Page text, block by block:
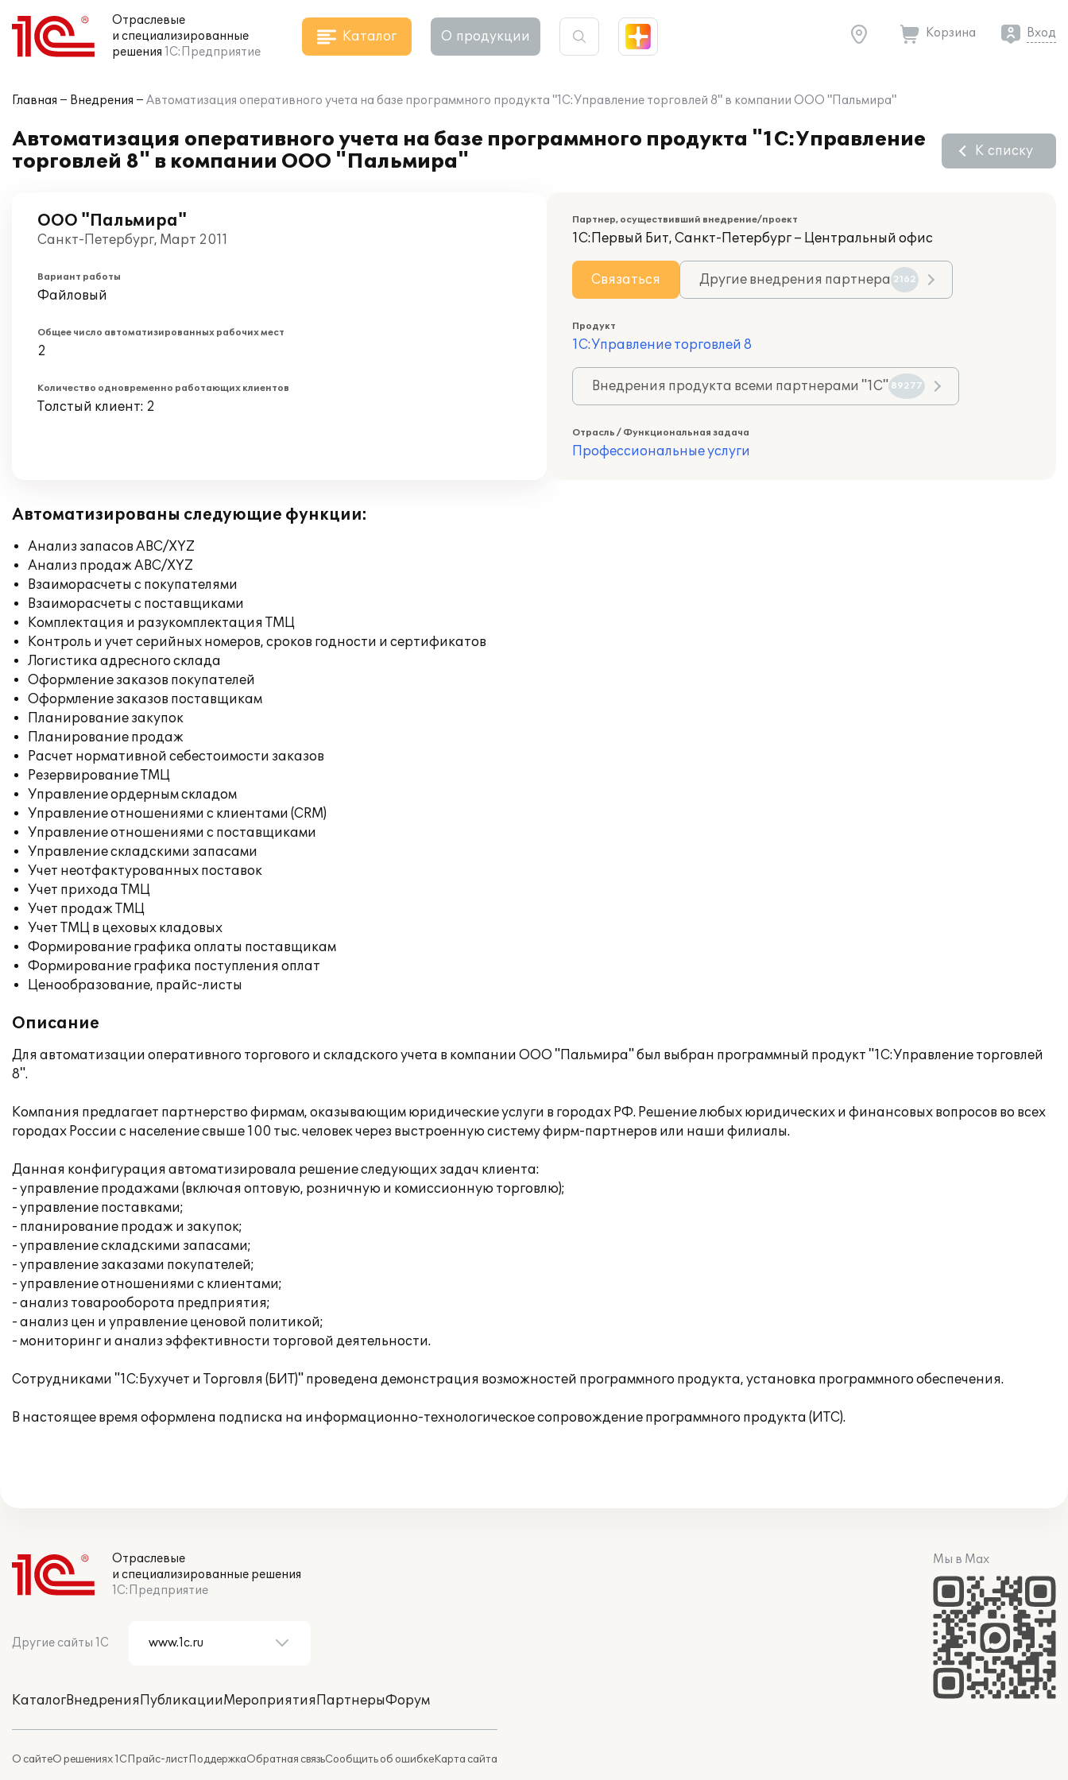
Отраслевые
и специализированные
решения 1С:Предприятие
Каталог О продукции Корзина Вход
Главная Внедрения Автоматизация оперативного учета на базе программного продукта "1С:Управление торговлей 8" в компании ООО "Пальмира"
Автоматизация оперативного учета на базе программного продукта "1С:Управление
торговлей 8" в компании ООО "Пальмира"
К списку
ООО "Пальмира"
Санкт-Петербург, Март 2011
Вариант работы
Файловый
Общее число автоматизированных рабочих мест
2
Количество одновременно работающих клиентов
Толстый клиент: 2
Партнер, осуществивший внедрение/проект
1С:Первый Бит, Санкт-Петербург – Центральный офис
Связаться Другие внедрения партнера 2162
Продукт
1С:Управление торговлей 8
Внедрения продукта всеми партнерами "1С" 89277
Отрасль / Функциональная задача
Профессиональные услуги
Автоматизированы следующие функции:
Анализ запасов ABC/XYZ
Анализ продаж ABC/XYZ
Взаиморасчеты с покупателями
Взаиморасчеты с поставщиками
Комплектация и разукомплектация ТМЦ
Контроль и учет серийных номеров, сроков годности и сертификатов
Логистика адресного склада
Оформление заказов покупателей
Оформление заказов поставщикам
Планирование закупок
Планирование продаж
Расчет нормативной себестоимости заказов
Резервирование ТМЦ
Управление ордерным складом
Управление отношениями с клиентами (CRM)
Управление отношениями с поставщиками
Управление складскими запасами
Учет неотфактурованных поставок
Учет прихода ТМЦ
Учет продаж ТМЦ
Учет ТМЦ в цеховых кладовых
Формирование графика оплаты поставщикам
Формирование графика поступления оплат
Ценообразование, прайс-листы
Описание
Для автоматизации оперативного торгового и складского учета в компании ООО "Пальмира" был выбран программный продукт "1С:Управление торговлей
8".
Компания предлагает партнерство фирмам, оказывающим юридические услуги в городах РФ. Решение любых юридических и финансовых вопросов во всех
городах России с население свыше 100 тыс. человек через выстроенную систему фирм-партнеров или наши филиалы.
Данная конфигурация автоматизировала решение следующих задач клиента:
- управление продажами (включая оптовую, розничную и комиссионную торговлю);
- управление поставками;
- планирование продаж и закупок;
- управление складскими запасами;
- управление заказами покупателей;
- управление отношениями с клиентами;
- анализ товарооборота предприятия;
- анализ цен и управление ценовой политикой;
- мониторинг и анализ эффективности торговой деятельности.
Сотрудниками "1С:Бухучет и Торговля (БИТ)" проведена демонстрация возможностей программного продукта, установка программного обеспечения.
В настоящее время оформлена подписка на информационно-технологическое сопровождение программного продукта (ИТС).
Отраслевые
и специализированные решения
1С:Предприятие
Другие сайты 1С
КаталогВнедренияПубликацииМероприятияПартнерыФорум
О сайтеО решениях 1СПрайс-листПоддержкаОбратная связьСообщить об ошибкеКарта сайта
Мы в Max